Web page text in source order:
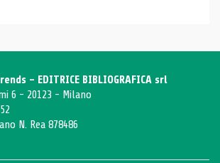
- EDITRICE BIBLIOGRAFICA srl
6 - 20123 - Milano
N. Rea 878486